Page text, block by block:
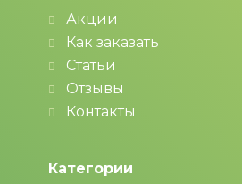
Акции
Как заказать
Статьи
Отзывы
Контакты
Категории